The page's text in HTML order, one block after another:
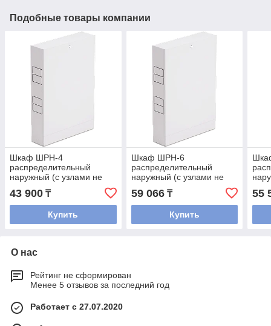
Подобные товары компании
Шкаф ШРН-4
распределительный
наружный (с узлами не
входит, только коллектора)
43 900 ₸
Купить
Шкаф ШРН-6
распределительный
наружный (с узлами не
входит, только
коллектора)входят)
59 066₸
Купить
55
О нас
Рейтинг не сформирован
Менее 5 отзывов за последний год
Работает с 27.07.2020